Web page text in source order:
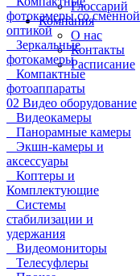
Глоссарий
Компания
О нас
Контакты
Расписание
фотокамеры со сменной
оптикой
Зеркальные
фотокамеры
Компактные
фотоаппараты
02 Видео оборудование
Видеокамеры
Панорамные камеры
Экшн-камеры и
аксессуары
Коптеры и
Комплектующие
Системы
стабилизации и
удержания
Видеомониторы
Телесуфлеры